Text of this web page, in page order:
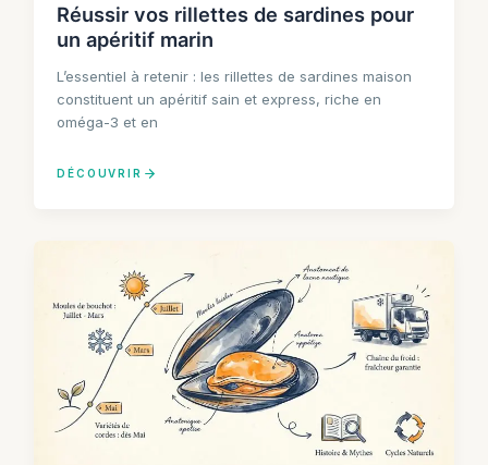
Réussir vos rillettes de sardines pour
un apéritif marin
L’essentiel à retenir : les rillettes de sardines maison
constituent un apéritif sain et express, riche en
oméga-3 et en
DÉCOUVRIR